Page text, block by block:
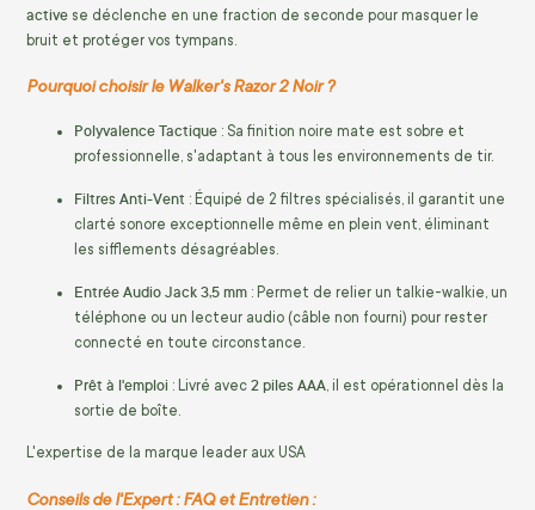
active se déclenche en une fraction de seconde pour masquer le
bruit et protéger vos tympans.
Pourquoi choisir le Walker's Razor 2 Noir ?
Polyvalence Tactique : Sa finition noire mate est sobre et
professionnelle, s'adaptant à tous les environnements de tir.
Filtres Anti-Vent : Équipé de 2 filtres spécialisés, il garantit une
clarté sonore exceptionnelle même en plein vent, éliminant
les sifflements désagréables.
Entrée Audio Jack 3,5 mm : Permet de relier un talkie-walkie, un
téléphone ou un lecteur audio (câble non fourni) pour rester
connecté en toute circonstance.
Prêt à l'emploi : Livré avec 2 piles AAA, il est opérationnel dès la
sortie de boîte.
L'expertise de la marque leader aux USA
Conseils de l'Expert : FAQ et Entretien :